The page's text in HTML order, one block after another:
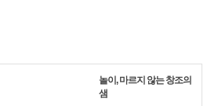
놀이, 마르지 않는 창조의
샘